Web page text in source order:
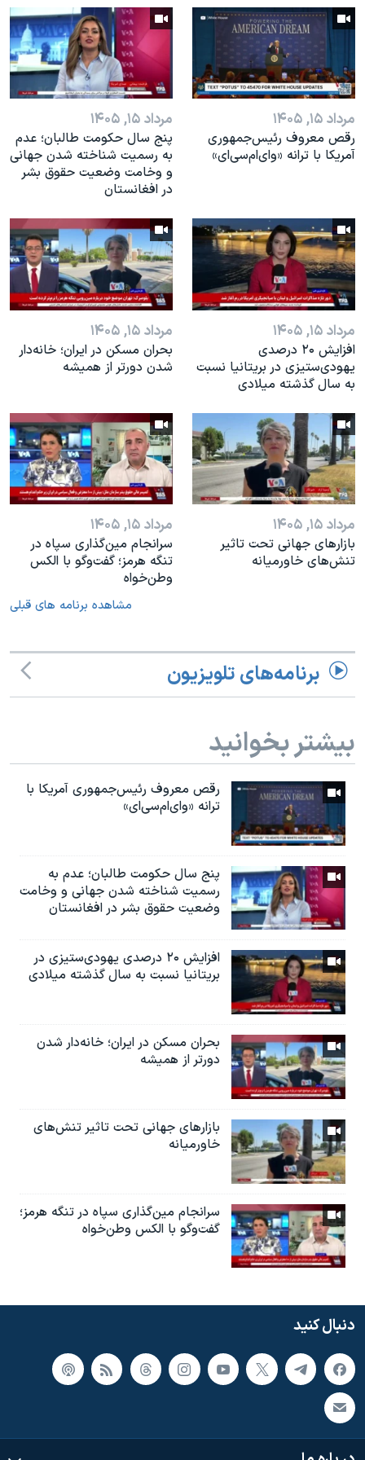
نرگس محمدی برنده جایزه نوبل صلح
همایش محافظه‌کاران آمریکا «سی‌پک»
صفحه‌های ویژه
سفر پرزیدنت ترامپ به چینمرداد ۱۵, ۱۴۰۵
رقص معروف رئیس‌جمهوری
آمریکا با ترانه «وای‌ام‌سی‌ای»
مرداد ۱۵, ۱۴۰۵
پنج سال حکومت طالبان؛ عدم
به رسمیت شناخته شدن جهانی
و وخامت وضعیت حقوق بشر
در افغانستان
مرداد ۱۵, ۱۴۰۵
افزایش ۲۰ درصدی
یهودی‌ستیزی در بریتانیا نسبت
به سال گذشته میلادی
مرداد ۱۵, ۱۴۰۵
بحران مسکن در ایران؛ خانه‌دار
شدن دورتر از همیشه
مرداد ۱۵, ۱۴۰۵
بازارهای جهانی تحت تاثیر
تنش‌های خاورمیانه
مرداد ۱۵, ۱۴۰۵
سرانجام مین‌گذاری‌ سپاه در
تنگه هرمز؛ گفت‌وگو با الکس
وطن‌خواه
مشاهده برنامه های قبلی
برنامه‌های تلویزیون
بیشتر بخوانید
رقص معروف رئیس‌جمهوری آمریکا با
ترانه «وای‌ام‌سی‌ای»
پنج سال حکومت طالبان؛ عدم به
رسمیت شناخته شدن جهانی و وخامت
وضعیت حقوق بشر در افغانستان
افزایش ۲۰ درصدی یهودی‌ستیزی در
بریتانیا نسبت به سال گذشته میلادی
بحران مسکن در ایران؛ خانه‌دار شدن
دورتر از همیشه
بازارهای جهانی تحت تاثیر تنش‌های
خاورمیانه
سرانجام مین‌گذاری‌ سپاه در تنگه هرمز؛
گفت‌وگو با الکس وطن‌خواه
دنبال کنید